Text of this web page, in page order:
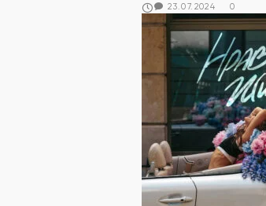
23.07.2024 0